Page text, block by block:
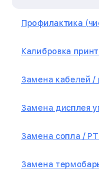
Профилактика
Калибровка
Замена кабелей /
Замена дисплея
Замена сопла /
Замена